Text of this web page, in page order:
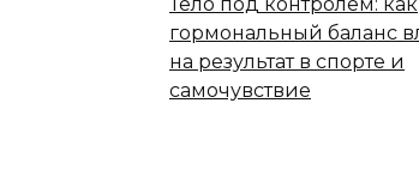
гормональный баланс
на результат в спорте и
самочувствие